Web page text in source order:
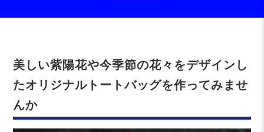
美しい紫陽花や今季節の花々をデザインし
たオリジナルトートバッグを作ってみませ
んか